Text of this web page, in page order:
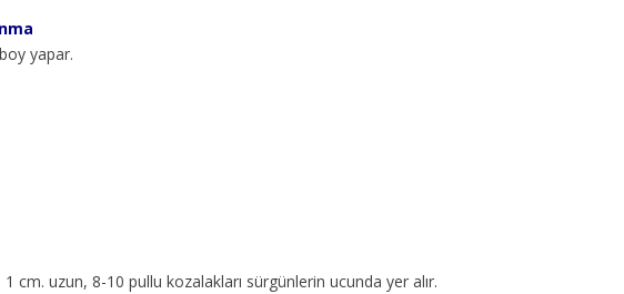
yapar.
cm. uzun, 8-10 pullu kozalakları sürgünlerin ucunda yer alır.